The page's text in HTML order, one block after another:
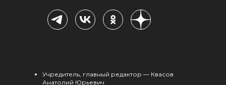
Учредитель, главный редактор — Квасов
Анатолий Юрьевич